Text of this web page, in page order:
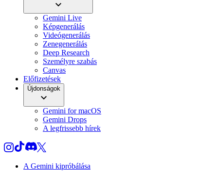
Gemini Live
Képgenerálás
Videógenerálás
Zenegenerálás
Deep Research
Személyre szabás
Canvas
Előfizetések
Újdonságok
Gemini for macOS
Gemini Drops
A legfrissebb hírek
A Gemini kipróbálása